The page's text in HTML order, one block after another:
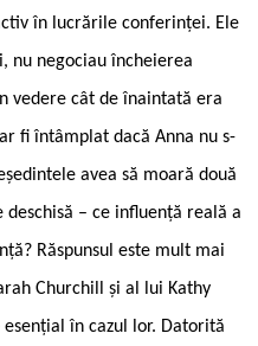
în lucrările conferinței. Ele
nu negociau încheierea
vedere cât de înaintată era
fi întâmplat dacă Anna nu s-
avea să moară două
– ce influență reală a
Răspunsul este mult mai
Churchill și al lui Kathy
esențial în cazul lor. Datorită